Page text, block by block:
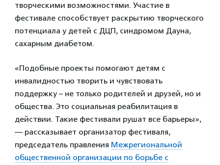
творческими возможностями. Участие в
фестивале способствует раскрытию творческого
потенциала у детей с ДЦП, синдромом Дауна,
сахарным диабетом.
«Подобные проекты помогают детям с
инвалидностью творить и чувствовать
поддержку – не только родителей и друзей, но и
общества. Это социальная реабилитация в
действии. Такие фестивали рушат все барьеры»,
— рассказывает организатор фестиваля,
председатель правления Межрегиональной
общественной организации по борьбе с